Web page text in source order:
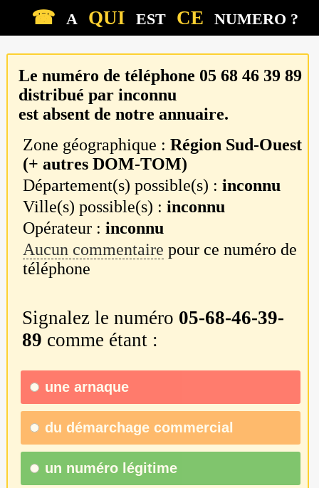
☎ A QUI EST CE NUMERO ?
Le numéro de téléphone 05 68 46 39 89
distribué par inconnu
est absent de notre annuaire.
Zone géographique :Région Sud-Ouest
(+ autres DOM-TOM)
Département(s) possible(s) :inconnu
Ville(s) possible(s) :inconnu
Opérateur :inconnu
Aucun commentaire pour ce numéro de
téléphone
Signalez le numéro 05-68-46-39-
89 comme étant :
une arnaque
du démarchage commercial
un numéro légitime